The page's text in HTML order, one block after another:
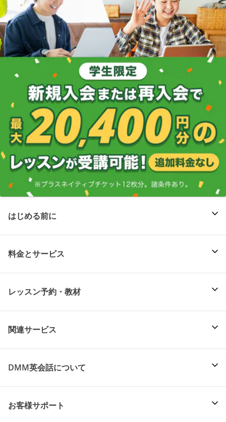
はじめる前に
料金とサービス
レッスン予約・教材
関連サービス
DMM英会話について
お客様サポート